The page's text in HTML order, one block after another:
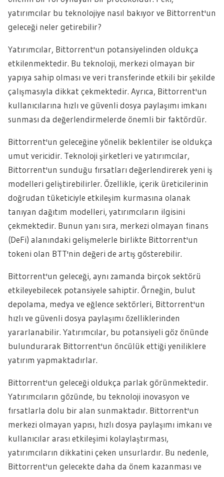
yatırımcılar bu teknolojiye nasıl bakıyor ve Bittorrent'un
geleceği neler getirebilir?
Yatırımcılar, Bittorrent'un potansiyelinden oldukça
etkilenmektedir. Bu teknoloji, merkezi olmayan bir
yapıya sahip olması ve veri transferinde etkili bir şekilde
çalışmasıyla dikkat çekmektedir. Ayrıca, Bittorrent'un
kullanıcılarına hızlı ve güvenli dosya paylaşımı imkanı
sunması da değerlendirmelerde önemli bir faktördür.
Bittorrent'un geleceğine yönelik beklentiler ise oldukça
umut vericidir. Teknoloji şirketleri ve yatırımcılar,
Bittorrent'un sunduğu fırsatları değerlendirerek yeni iş
modelleri geliştirebilirler. Özellikle, içerik üreticilerinin
doğrudan tüketiciyle etkileşim kurmasına olanak
tanıyan dağıtım modelleri, yatırımcıların ilgisini
çekmektedir. Bunun yanı sıra, merkezi olmayan finans
(DeFi) alanındaki gelişmelerle birlikte Bittorrent'un
tokeni olan BTT'nin değeri de artış gösterebilir.
Bittorrent'un geleceği, aynı zamanda birçok sektörü
etkileyebilecek potansiyele sahiptir. Örneğin, bulut
depolama, medya ve eğlence sektörleri, Bittorrent'un
hızlı ve güvenli dosya paylaşımı özelliklerinden
yararlanabilir. Yatırımcılar, bu potansiyeli göz önünde
bulundurarak Bittorrent'un öncülük ettiği yeniliklere
yatırım yapmaktadırlar.
Bittorrent'un geleceği oldukça parlak görünmektedir.
Yatırımcıların gözünde, bu teknoloji inovasyon ve
fırsatlarla dolu bir alan sunmaktadır. Bittorrent'un
merkezi olmayan yapısı, hızlı dosya paylaşımı imkanı ve
kullanıcılar arası etkileşimi kolaylaştırması,
yatırımcıların dikkatini çeken unsurlardır. Bu nedenle,
Bittorrent'un gelecekte daha da önem kazanması ve